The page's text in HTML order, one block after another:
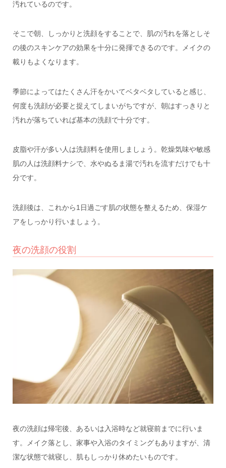
汚れているのです。
そこで朝、しっかりと洗顔をすることで、肌の汚れを落としそ
の後のスキンケアの効果を十分に発揮できるのです。メイクの
載りもよくなります。
季節によってはたくさん汗をかいてベタベタしていると感じ、
何度も洗顔が必要と捉えてしまいがちですが、朝はすっきりと
汚れが落ちていれば基本の洗顔で十分です。
皮脂や汗が多い人は洗顔料を使用しましょう。乾燥気味や敏感
肌の人は洗顔料ナシで、水やぬるま湯で汚れを流すだけでも十
分です。
洗顔後は、これから1日過ごす肌の状態を整えるため、保湿ケ
アをしっかり行いましょう。
夜の洗顔の役割
夜の洗顔は帰宅後、あるいは入浴時など就寝前までに行いま
す。メイク落とし、家事や入浴のタイミングもありますが、清
潔な状態で就寝し、肌もしっかり休めたいものです。